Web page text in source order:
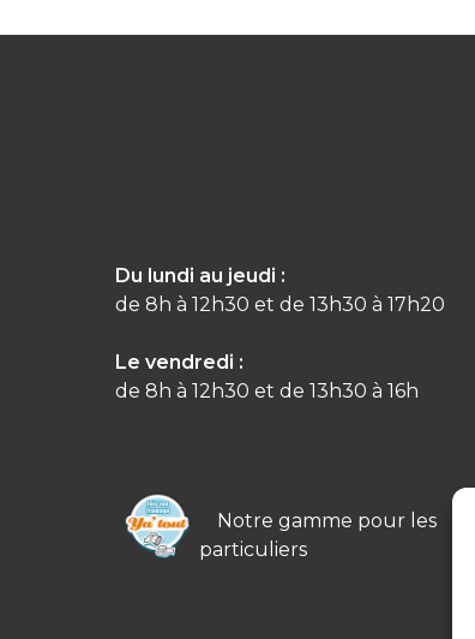
Du lundi au jeudi :
de 8h à 12h30 et de 13h30 à 17h20
Le vendredi :
de 8h à 12h30 et de 13h30 à 16h
Notre gamme pour les
particuliers